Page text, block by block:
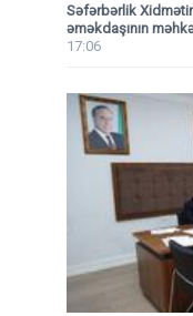
Səfərbərlik
əməkdaşının
17:06